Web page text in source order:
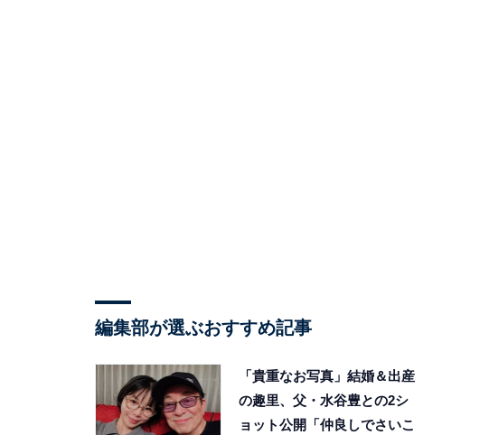
編集部が選ぶおすすめ記事
「貴重なお写真」結婚＆出産
の趣里、父・水谷豊との2シ
ョット公開「仲良しでさいこ